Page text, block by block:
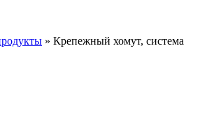
» Крепежный хомут, система